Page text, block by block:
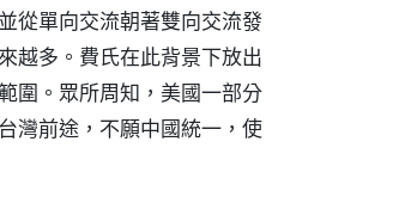
從單向交流朝著雙向交流發
越多。費氏在此背景下放出
圍。眾所周知，美國一部分
灣前途，不願中國統一，使